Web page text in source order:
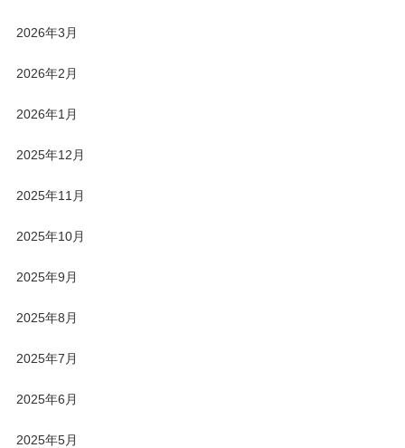
2026年3月
2026年2月
2026年1月
2025年12月
2025年11月
2025年10月
2025年9月
2025年8月
2025年7月
2025年6月
2025年5月